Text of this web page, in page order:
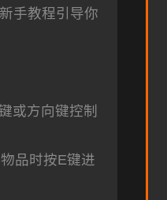
手教程引导你
或方向键控制
品时按E键进